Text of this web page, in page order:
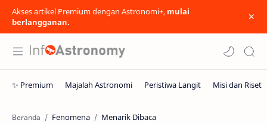
Akses artikel Premium dengan Astronomi+, mulai
berlangganan.
Beranda Fenomena Menarik Dibaca